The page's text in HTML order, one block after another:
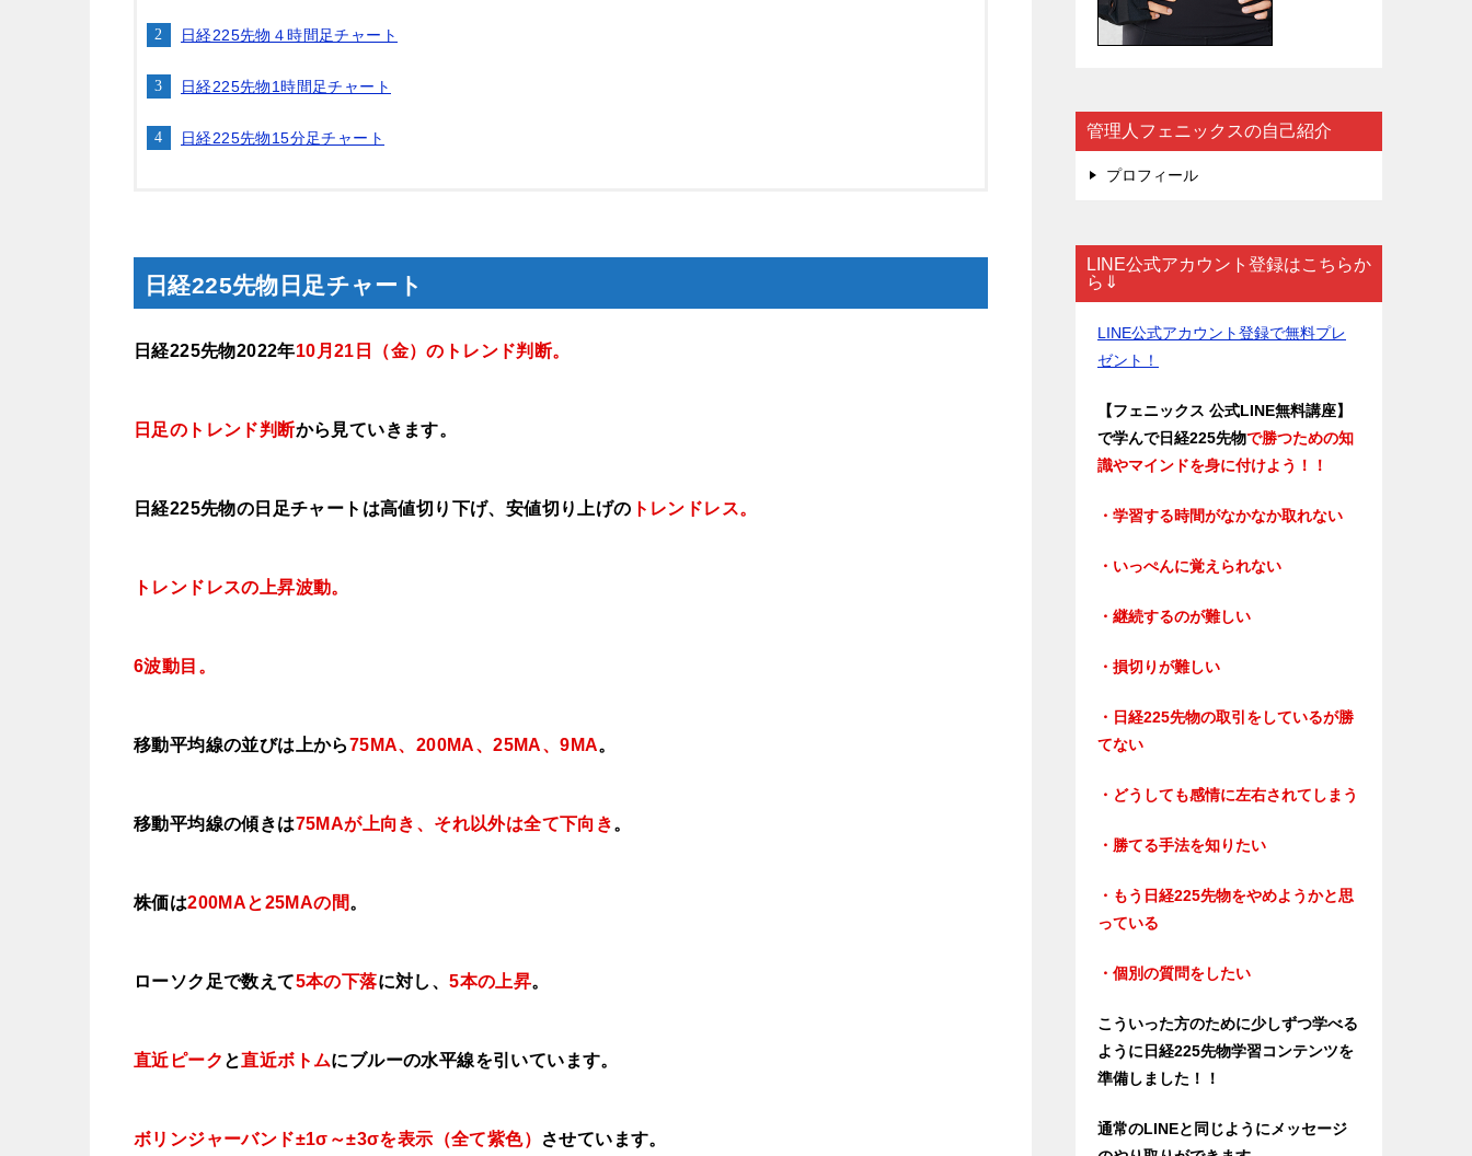
日経225先物４時間足チャート
日経225先物1時間足チャート
日経225先物15分足チャート
日経225先物日足チャート
日経225先物2022年10月21日（金）のトレンド判断。
日足のトレンド判断から見ていきます。
日経225先物の日足チャートは高値切り下げ、安値切り上げの トレンドレス。
トレンドレスの上昇波動。
6波動目。
移動平均線の並びは上から75MA、200MA、25MA、9MA。
移動平均線の傾きは75MAが上向き、それ以外は全て下向き。
株価は200MAと25MAの間。
ローソク足で数えて5本の下落に対し、5本の上昇。
直近ピーク と直近ボトムにブルーの水平線を引いています。
ボリンジャーバンド±1σ～±3σを表示（全て紫色） させています。
管理人フェニックスの自己紹介
プロフィール
LINE公式アカウント登録はこちらか
ら⇓
LINE公式アカウント登録で無料プレ
ゼント！
【フェニックス 公式LINE無料講座】
で学んで日経225先物で勝つための知
識やマインドを身に付けよう！！
・学習する時間がなかなか取れない
・いっぺんに覚えられない
・継続するのが難しい
・損切りが難しい
・日経225先物の取引をしているが勝
てない
・どうしても感情に左右されてしまう
・勝てる手法を知りたい
・もう日経225先物をやめようかと思
っている
・個別の質問をしたい
こういった方のために少しずつ学べる
ように日経225先物学習コンテンツを
準備しました！！
通常のLINEと同じようにメッセージ